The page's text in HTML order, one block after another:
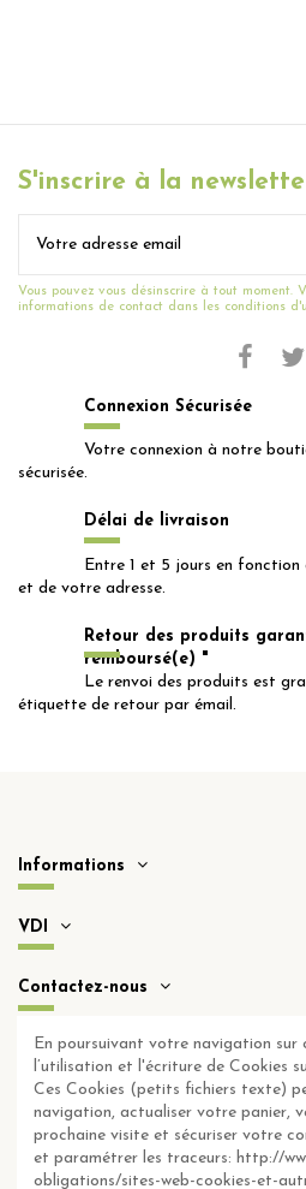
S'inscrire à la
Vous pouvez vous désinscrire à tout moment.
informations de contact dans les conditions
Connexion Sécurisée
Votre connexion à notre
sécurisée.
Délai de livraison
Entre 1 et 5 jours en fonction
et de votre adresse.
Retour des produits
remboursé(e) "
Le renvoi des produits est
étiquette de retour par émail.
Informations
VDI
Contactez-nous
Notice: unserialize(): Error at
Notice: unserialize(): Error at
Notice: unserialize(): Error at
En poursuivant votre navigation sur
l’utilisation et l'écriture de Cookies
Ces Cookies (petits fichiers texte)
navigation, actualiser votre panier,
prochaine visite et sécuriser votre
et paramétrer les traceurs: http://
obligations/sites-web-cookies-et-